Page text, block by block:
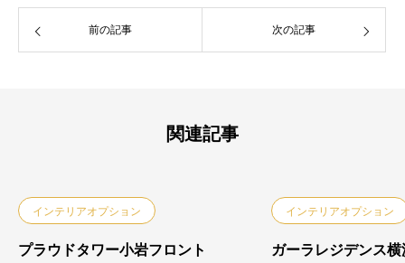
前の記事 次の記事
関連記事
インテリアオプション
プラウドタワー小岩フロント
インテリアオプション
ガーラレジデンス